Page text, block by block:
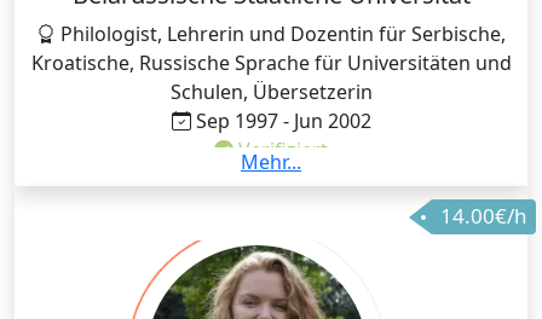
Philologist, Lehrerin und Dozentin für Serbische,
Kroatische, Russische Sprache für Universitäten und
Schulen, Übersetzerin
Sep 1997 - Jun 2002
Verifiziert
Philologische Fakultät / Magister / Slawische
Sprachen und Literaturen (Serbisch, Kroatisch,
Russisch. Weißrussisch, Bulgarisch) / Teilnahme an
der Fakultäts Arbeit an Übersetzung epischer Lieder
ins Weißrussische Sprache
Mehr...
14.00€/h